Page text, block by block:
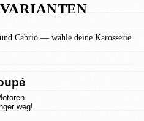
Cabrio — wähle deine Karosserie
weg!